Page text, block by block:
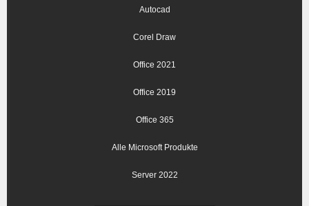
Autocad
Corel Draw
Office 2021
Office 2019
Office 365
Alle Microsoft Produkte
Server 2022